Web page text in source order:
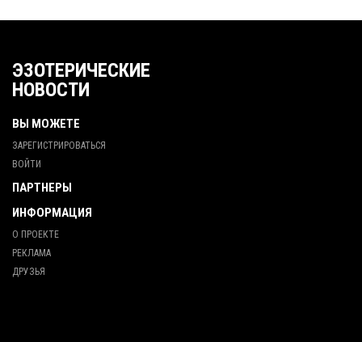
ЭЗОТЕРИЧЕСКИЕ
НОВОСТИ
ВЫ МОЖЕТЕ
ЗАРЕГИСТРИРОВАТЬСЯ
ВОЙТИ
ПАРТНЕРЫ
ИНФОРМАЦИЯ
О ПРОЕКТЕ
РЕКЛАМА
ДРУЗЬЯ